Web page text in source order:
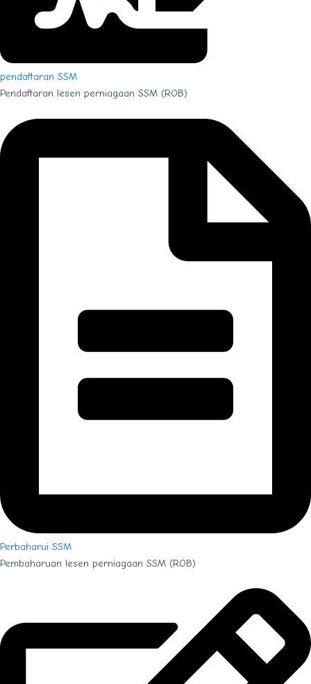
pendaftaran SSM
Pendaftaran lesen perniagaan SSM (ROB)
Perbaharui SSM
Pembaharuan lesen perniagaan SSM (ROB)